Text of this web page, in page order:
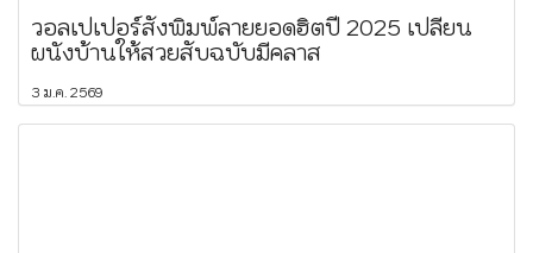
วอลเปเปอร์สั่งพิมพ์ลายยอดฮิตปี 2025 เปลี่ยน
ผนังบ้านให้สวยสับฉบับมีคลาส
3 ม.ค. 2569